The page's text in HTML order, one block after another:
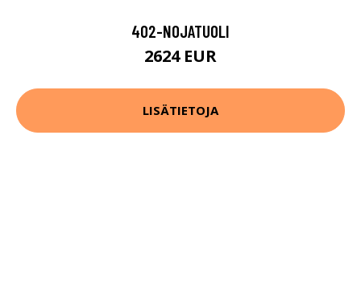
402-NOJATUOLI
2624 EUR
LISÄTIETOJA